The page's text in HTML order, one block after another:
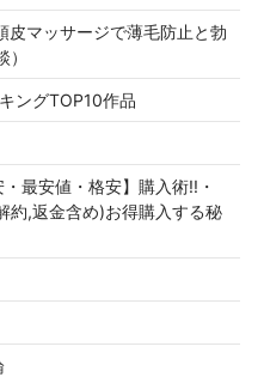
皮マッサージで薄毛防止と勃
ングTOP10作品
最安値・格安】購入術!!・
約,返金含め)お得購入する秘